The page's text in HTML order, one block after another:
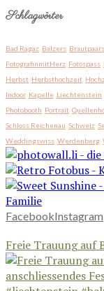
Schlagwörter
Bad Ragaz Balzers
FotografinmitHerz Fotospass
Herbst Herbsthochzeit
Indoor Kapelle Liechtenstein
Photobooth Portrait
Schloss Reichenau Schweiz
Weddingswiss Werdenberg
FacebookInstagram
Freie Trauung auf